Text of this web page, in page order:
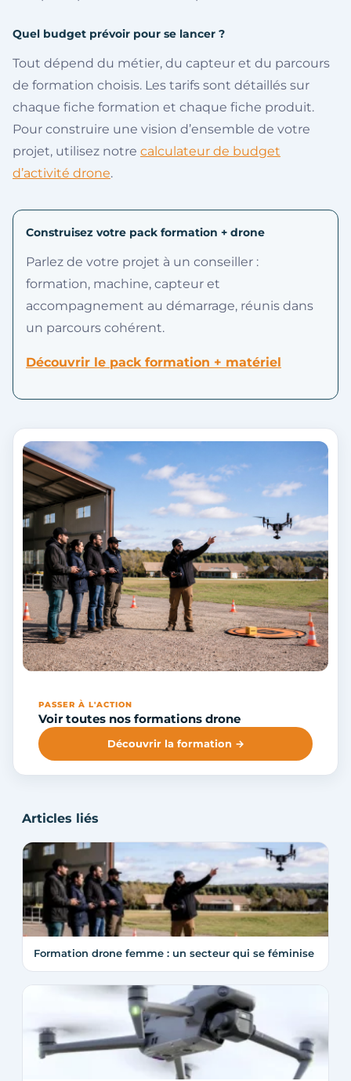
Quel budget prévoir pour se lancer ?
Tout dépend du métier, du capteur et du parcours
de formation choisis. Les tarifs sont détaillés sur
chaque fiche formation et chaque fiche produit.
Pour construire une vision d’ensemble de votre
projet, utilisez notre calculateur de budget
d’activité drone.
Construisez votre pack formation + drone
Parlez de votre projet à un conseiller :
formation, machine, capteur et
accompagnement au démarrage, réunis dans
un parcours cohérent.
Découvrir le pack formation + matériel
PASSER À L'ACTION
Voir toutes nos formations drone
Découvrir la formation →
Articles liés
Formation drone femme : un secteur qui se féminise